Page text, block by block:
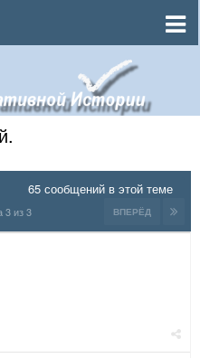
65 сообщений в этой теме
ВПЕРЁД
3 из 3